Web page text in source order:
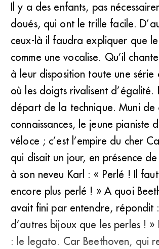
Il y a des enfants, pas
doués, qui ont le trille facile.
ceux-là il faudra expliquer que
comme une vocalise. Qu’il
à leur disposition toute une série
où les doigts rivalisent d’égalité.
départ de la technique. Muni de
connaissances, le jeune pianiste
véloce ; c’est l’empire du cher
qui disait un jour, en présence
à son neveu Karl : « Perlé ! Il
encore plus perlé ! » A quoi
avait fini par entendre, répondit
d’autres bijoux que les perles !
: le legato. Car Beethoven, qui